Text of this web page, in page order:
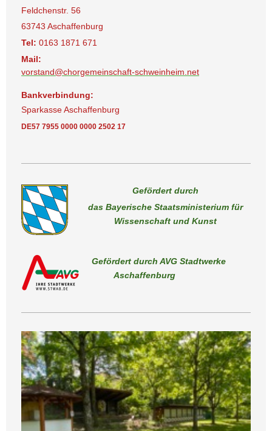
Feldchenstr. 56
63743 Aschaffenburg
Tel: 0163 1871 671
Mail:
vorstand@chorgemeinschaft-schweinheim.net
Bankverbindung:
Sparkasse Aschaffenburg
DE57 7955 0000 0000 2502 17
Gefördert durch
das Bayerische Staatsministerium für
Wissenschaft und Kunst
Gefördert durch AVG Stadtwerke
Aschaffenburg